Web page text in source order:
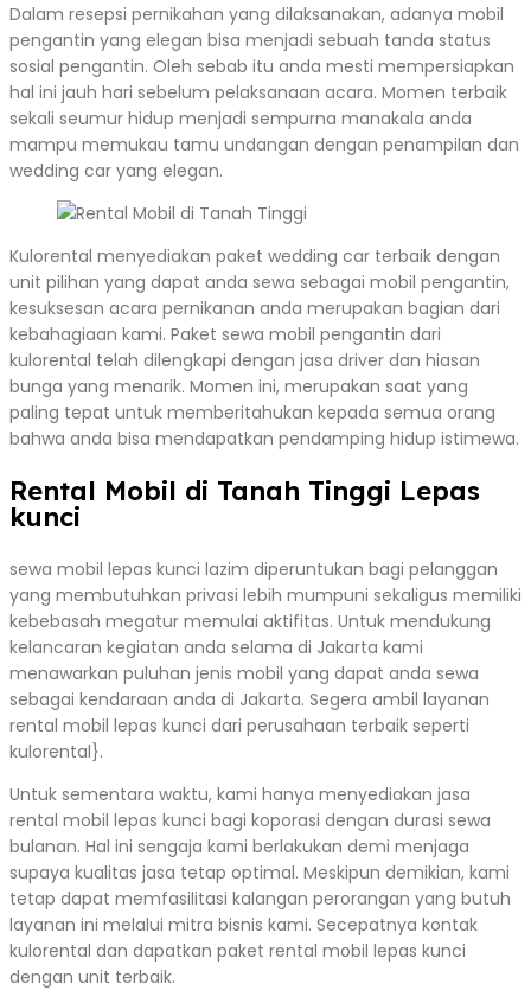
Dalam resepsi pernikahan yang dilaksanakan, adanya mobil
pengantin yang elegan bisa menjadi sebuah tanda status
sosial pengantin. Oleh sebab itu anda mesti mempersiapkan
hal ini jauh hari sebelum pelaksanaan acara. Momen terbaik
sekali seumur hidup menjadi sempurna manakala anda
mampu memukau tamu undangan dengan penampilan dan
wedding car yang elegan.
Kulorental menyediakan paket wedding car terbaik dengan
unit pilihan yang dapat anda sewa sebagai mobil pengantin,
kesuksesan acara pernikanan anda merupakan bagian dari
kebahagiaan kami. Paket sewa mobil pengantin dari
kulorental telah dilengkapi dengan jasa driver dan hiasan
bunga yang menarik. Momen ini, merupakan saat yang
paling tepat untuk memberitahukan kepada semua orang
bahwa anda bisa mendapatkan pendamping hidup istimewa.
Rental Mobil di Tanah Tinggi Lepas
kunci
sewa mobil lepas kunci lazim diperuntukan bagi pelanggan
yang membutuhkan privasi lebih mumpuni sekaligus memiliki
kebebasah megatur memulai aktifitas. Untuk mendukung
kelancaran kegiatan anda selama di Jakarta kami
menawarkan puluhan jenis mobil yang dapat anda sewa
sebagai kendaraan anda di Jakarta. Segera ambil layanan
rental mobil lepas kunci dari perusahaan terbaik seperti
kulorental}.
Untuk sementara waktu, kami hanya menyediakan jasa
rental mobil lepas kunci bagi koporasi dengan durasi sewa
bulanan. Hal ini sengaja kami berlakukan demi menjaga
supaya kualitas jasa tetap optimal. Meskipun demikian, kami
tetap dapat memfasilitasi kalangan perorangan yang butuh
layanan ini melalui mitra bisnis kami. Secepatnya kontak
kulorental dan dapatkan paket rental mobil lepas kunci
dengan unit terbaik.